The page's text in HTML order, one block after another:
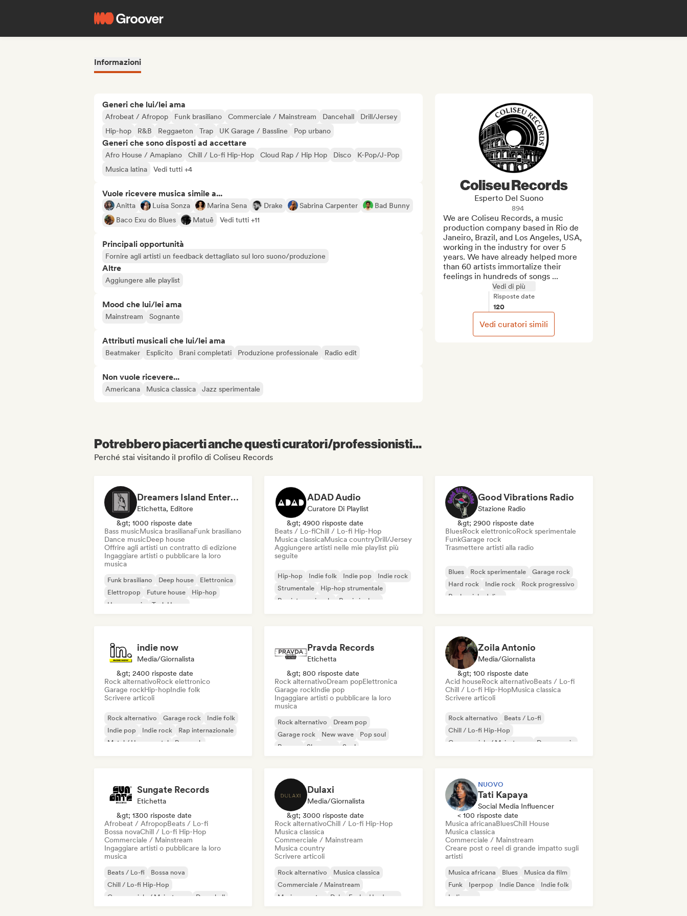
Informazioni
Generi che lui/lei ama
Afrobeat / Afropop Funk brasiliano Commerciale / Mainstream Dancehall
Drill/Jersey
Hip-hop
R&B Reggaeton Trap UK Garage / Bassline Pop urbano
Generi che sono disposti ad accettare
Afro House / Amapiano Chill / Lo-fi Hip-Hop Cloud Rap / Hip Hop Disco
K-Pop/J-Pop
Musica latina
Vedi tutti +4
Vuole ricevere musica simile a...
Anitta Luísa Sonza Marina Sena Drake Sabrina Carpenter
Bad Bunny
Baco Exu do Blues
Matuê Vedi tutti +11
Principali opportunità
Fornire agli artisti un feedback dettagliato sul loro suono/produzione
Altre
Aggiungere alle playlist
Mood che lui/lei ama
Mainstream Sognante
Attributi musicali che lui/lei ama
Beatmaker Esplicito Brani completati Produzione professionale Radio edit
Non vuole ricevere...
Americana Musica classica Jazz sperimentale
Coliseu Records
Esperto Del Suono
894
We are Coliseu Records, a music
production company based in Rio de
Janeiro, Brazil, and Los Angeles, USA,
working in the industry for over 5
years. We have already helped more
than 60 artists immortalize their
feelings in hundreds of songs ...
Vedi di più
Risposte date
120
Vedi curatori simili
Potrebbero piacerti anche questi curatori/professionisti...
Perché stai visitando il profilo di Coliseu Records
Dreamers Island Entertainment
Etichetta, Editore
&gt; 1000 risposte date
Bass musicMusica brasilianaFunk brasiliano
Dance musicDeep house
Offrire agli artisti un contratto di edizione
Ingaggiare artisti o pubblicare la loro
musica
Funk brasiliano Deep house
Elettronica
Elettropop
Future house
Hip-hop
House music
Tech House
ADAD Audio
Curatore Di Playlist
&gt; 4900 risposte date
Beats / Lo-fiChill / Lo-fi Hip-Hop
Musica classicaMusica countryDrill/Jersey
Aggiungere artisti nelle mie playlist più
seguite
Hip-hop Indie folk Indie pop
Indie rock
Strumentale
Hip-hop strumentale
Rap internazionale
Rap in inglese
Good Vibrations Radio
Stazione Radio
&gt; 2900 risposte date
BluesRock elettronicoRock sperimentale
FunkGarage rock
Trasmettere artisti alla radio
Blues Rock sperimentale
Garage rock
Hard rock
Indie rock
Rock progressivo
Rock psichedelico
indie now
Media/Giornalista
&gt; 2400 risposte date
Rock alternativoRock elettronico
Garage rockHip-hopIndie folk
Scrivere articoli
Rock alternativo Garage rock
Indie folk
Indie pop
Indie rock
Rap internazionale
Metal / Heavy metal
Pop rock
Pravda Records
Etichetta
&gt; 800 risposte date
Rock alternativoDream popElettronica
Garage rockIndie pop
Ingaggiare artisti o pubblicare la loro
musica
Rock alternativo
Dream pop
Garage rock
New wave
Pop soul
Reggae
Shoegaze Soul
Zoila Antonio
Media/Giornalista
&gt; 100 risposte date
Acid houseRock alternativoBeats / Lo-fi
Chill / Lo-fi Hip-HopMusica classica
Scrivere articoli
Rock alternativo
Beats / Lo-fi
Chill / Lo-fi Hip-Hop
Commerciale / Mainstream
Dance music
Sungate Records
Etichetta
&gt; 1300 risposte date
Afrobeat / AfropopBeats / Lo-fi
Bossa novaChill / Lo-fi Hip-Hop
Commerciale / Mainstream
Ingaggiare artisti o pubblicare la loro
musica
Beats / Lo-fi
Bossa nova
Chill / Lo-fi Hip-Hop
Commerciale / Mainstream
Dancehall
Dulaxi
Media/Giornalista
&gt; 3000 risposte date
Rock alternativoChill / Lo-fi Hip-Hop
Musica classica
Commerciale / Mainstream
Musica country
Scrivere articoli
Rock alternativo
Musica classica
Commerciale / Mainstream
Musica country
Dub Funk
Hardcore
NUOVO
Tati Kapaya
Social Media Influencer
< 100 risposte date
Musica africanaBluesChill House
Musica classica
Commerciale / Mainstream
Creare post o reel di grande impatto sugli
artisti
Musica africana Blues
Musica da film
Funk
Iperpop Indie Dance
Indie folk
Indie pop